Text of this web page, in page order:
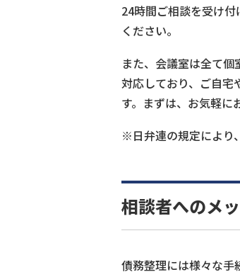
24時間ご相談を受け
ください。
また、会議室は全て
対応しており、ご自宅
す。まずは、お気軽に
※日弁連の規定により
相談者へのメ
債務整理には様々な手